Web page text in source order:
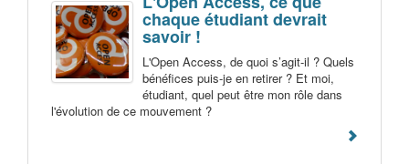
chaque étudiant devrait
savoir !
L'Open Access, de quoi s’agit-il ? Quels
bénéfices puis-je en retirer ? Et moi,
étudiant, quel peut être mon rôle dans
l'évolution de ce mouvement ?